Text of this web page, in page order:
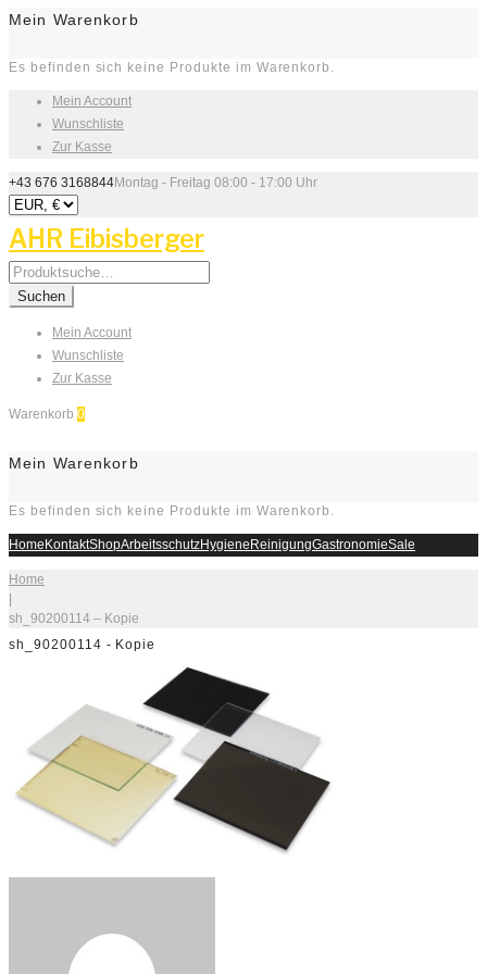
Mein Warenkorb
Es befinden sich keine Produkte im Warenkorb.
Mein Account
Wunschliste
Zur Kasse
+43 676 3168844Montag - Freitag 08:00 - 17:00 Uhr
AHR Eibisberger
Search
for:
Suchen
Mein Account
Wunschliste
Zur Kasse
Warenkorb 0
Mein Warenkorb
Es befinden sich keine Produkte im Warenkorb.
HomeKontaktShopArbeitsschutzHygieneReinigungGastronomieSale
Home
|
sh_90200114 – Kopie
sh_90200114 - Kopie